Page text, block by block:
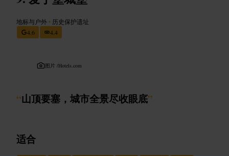
地标与户外 • 历史保护遗址
4.6
4.4
图片 /Hotels.com
“山顶要塞，城市全景尽收眼底”
适合